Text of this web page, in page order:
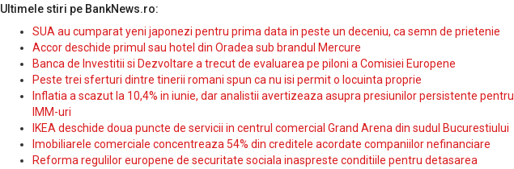
Ultimele stiri pe BankNews.ro:
SUA au cumparat yeni japonezi pentru prima data in peste un deceniu, ca semn de prietenie
Accor deschide primul sau hotel din Oradea sub brandul Mercure
Banca de Investitii si Dezvoltare a trecut de evaluarea pe piloni a Comisiei Europene
Peste trei sferturi dintre tinerii romani spun ca nu isi permit o locuinta proprie
Inflatia a scazut la 10,4% in iunie, dar analistii avertizeaza asupra presiunilor persistente pentru
IMM-uri
IKEA deschide doua puncte de servicii in centrul comercial Grand Arena din sudul Bucurestiului
Imobiliarele comerciale concentreaza 54% din creditele acordate companiilor nefinanciare
Reforma regulilor europene de securitate sociala inaspreste conditiile pentru detasarea